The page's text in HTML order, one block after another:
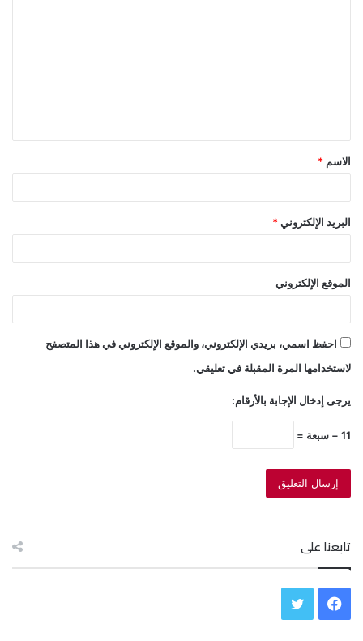
ق
*
الاسم *
البريد الإلكتروني *
الموقع الإلكتروني
احفظ اسمي، بريدي الإلكتروني، والموقع الإلكتروني في هذا المتصفح
لاستخدامها المرة المقبلة في تعليقي.
يرجى إدخال الإجابة بالأرقام:
11 − سبعة =
تابعنا على